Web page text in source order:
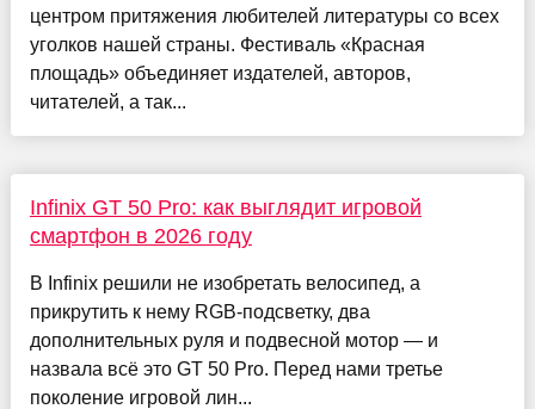
центром притяжения любителей литературы со всех
уголков нашей страны. Фестиваль «Красная
площадь» объединяет издателей, авторов,
читателей, а так...
Infinix GT 50 Pro: как выглядит игровой
смартфон в 2026 году
В Infinix решили не изобретать велосипед, а
прикрутить к нему RGB-подсветку, два
дополнительных руля и подвесной мотор — и
назвала всё это GT 50 Pro. Перед нами третье
поколение игровой лин...